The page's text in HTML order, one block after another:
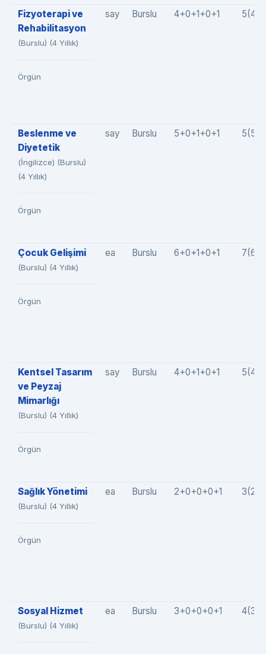
Fizyoterapi ve
Rehabilitasyon
(Burslu) (4 Yıllık)
Örgün
say Burslu 4+0+1+0+1
Beslenme ve
Diyetetik
(İngilizce) (Burslu)
(4 Yıllık)
Örgün
say Burslu 5+0+1+0+1
Çocuk Gelişimi
(Burslu) (4 Yıllık)
Örgün
ea Burslu 6+0+1+0+1
Kentsel Tasarım
ve Peyzaj
Mimarlığı
(Burslu) (4 Yıllık)
Örgün
say Burslu 4+0+1+0+1
Sağlık Yönetimi
(Burslu) (4 Yıllık)
Örgün
ea Burslu 2+0+0+0+1
Sosyal Hizmet
(Burslu) (4 Yıllık)
ea Burslu 3+0+0+0+1